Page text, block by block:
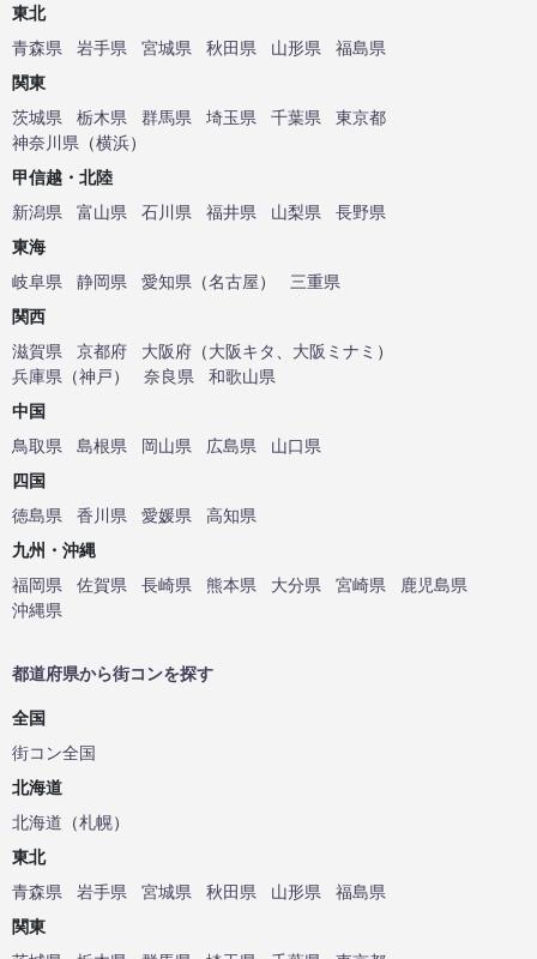
東北
青森県
岩手県 宮城県 秋田県 山形県
福島県
関東
茨城県
栃木県 群馬県 埼玉県 千葉県
東京都
神奈川県 （横浜）
甲信越・北陸
新潟県
富山県 石川県 福井県 山梨県
長野県
東海
岐阜県
静岡県 愛知県 （名古屋）
三重県
関西
滋賀県
京都府 大阪府 （大阪キタ 大阪ミナミ ）
兵庫県 （神戸） 奈良県
和歌山県
中国
鳥取県
島根県 岡山県 広島県
山口県
四国
徳島県
香川県 愛媛県
高知県
九州・沖縄
福岡県
佐賀県 長崎県 熊本県 大分県 宮崎県
鹿児島県
沖縄県
都道府県から街コンを探す
全国
街コン全国
北海道
北海道 （札幌）
東北
青森県
岩手県 宮城県 秋田県 山形県
福島県
関東